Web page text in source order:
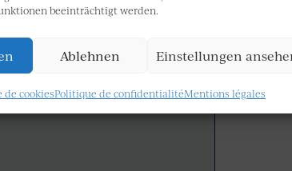
beeinträchtigt werden.
Ablehnen Einstellungen
de cookiesPolitique de confidentialitéMentions légales